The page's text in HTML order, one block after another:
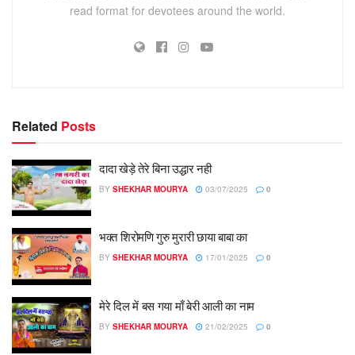
read format for devotees around the world.
Related Posts
दादा खेड़े तेरे बिना उद्धार नही
BY SHEKHAR MOURYA 03/07/2025 0
भक्त शिरोमणि गुरु मुरारी छाया बाबा का
BY SHEKHAR MOURYA 17/01/2025 0
मेरे दिल में बस गया माँ बेरी आली का नाम
BY SHEKHAR MOURYA 21/02/2025 0